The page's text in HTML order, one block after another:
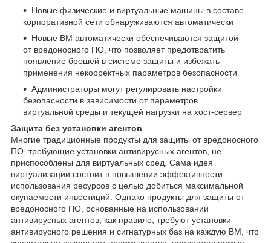
Новые физические и виртуальные машины в составе
корпоративной сети обнаруживаются автоматически
Новые ВМ автоматически обеспечиваются защитой
от вредоносного ПО, что позволяет предотвратить
появление брешей в системе защиты и избежать
применения некорректных параметров безопасности
Администраторы могут регулировать настройки
безопасности в зависимости от параметров
виртуальной среды и текущей нагрузки на хост-сервер
Защита без установки агентов
Многие традиционные продукты для защиты от вредоносного
ПО, требующие установки антивирусных агентов, не
приспособлены для виртуальных сред. Сама идея
виртуализации состоит в повышении эффективности
использования ресурсов с целью добиться максимальной
окупаемости инвестиций. Однако продукты для защиты от
вредоносного ПО, основанные на использовании
антивирусных агентов, как правило, требуют установки
антивирусного решения и сигнатурных баз на каждую ВМ, что